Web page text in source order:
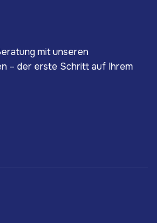
mit unseren
– der erste Schritt auf Ihrem